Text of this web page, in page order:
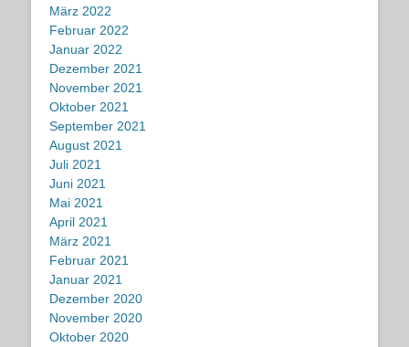
März 2022
Februar 2022
Januar 2022
Dezember 2021
November 2021
Oktober 2021
September 2021
August 2021
Juli 2021
Juni 2021
Mai 2021
April 2021
März 2021
Februar 2021
Januar 2021
Dezember 2020
November 2020
Oktober 2020